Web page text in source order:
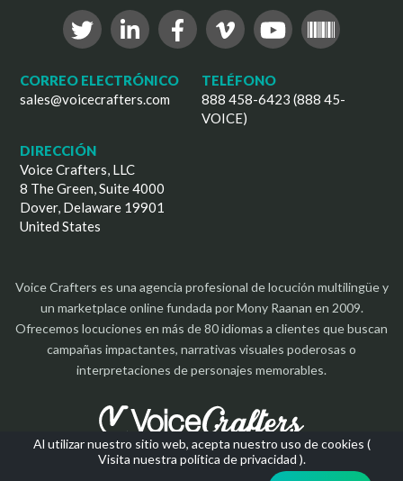
Al utilizar nuestro sitio web, acepta nuestro uso de cookies (
Visita nuestra política de privacidad ).
CORREO ELECTRÓNICO
sales@voicecrafters.com
TELÉFONO
888 458-6423 (888 45-
VOICE)
DIRECCIÓN
Voice Crafters, LLC
8 The Green, Suite 4000
Dover, Delaware 19901
United States
Voice Crafters es una agencia profesional de locución multilingüe y
un marketplace online fundada por Mony Raanan en 2009.
Ofrecemos locuciones en más de 80 idiomas a clientes que buscan
campañas impactantes, narrativas visuales poderosas o
interpretaciones de personajes memorables.
Copyright 2026 | Todos los derechos reservados